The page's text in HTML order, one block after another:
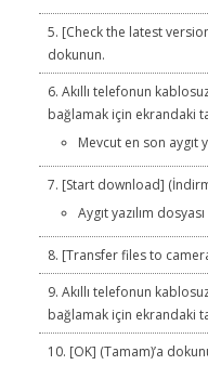
[Check the latest
dokunun.
Akıllı telefonun
bağlamak için ekrandaki
Mevcut en son aygıt
[Start download]
Aygıt yazılım
[Transfer files to
Akıllı telefonun
bağlamak için ekrandaki
[OK] (Tamam)’a